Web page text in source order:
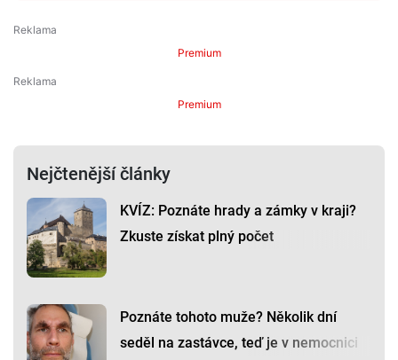
Premium
Premium
Nejčtenější články
KVÍZ: Poznáte hrady a zámky v kraji?
Zkuste získat plný počet
Poznáte tohoto muže? Několik dní
seděl na zastávce, teď je v nemocnici